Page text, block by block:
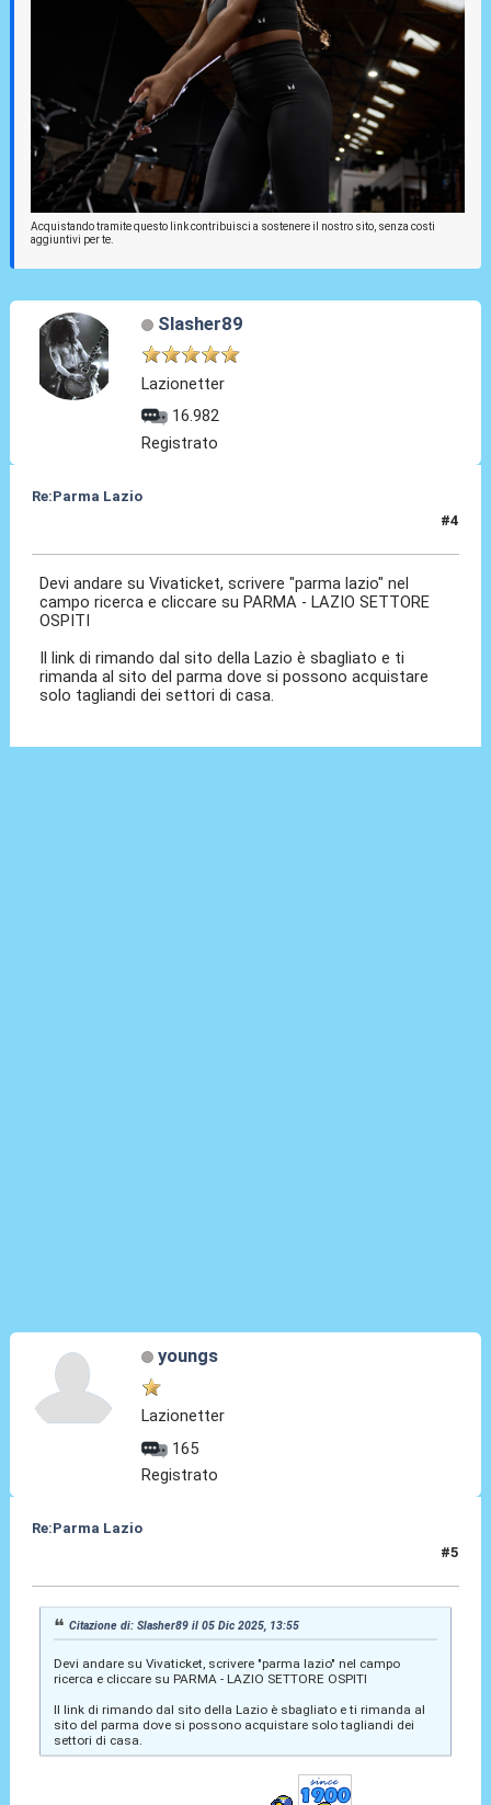
Acquistando tramite questo link contribuisci a sostenere il nostro sito, senza costi
aggiuntivi per te.
Slasher89
Lazionetter
16.982
Registrato
Re:Parma Lazio
#4
Devi andare su Vivaticket, scrivere "parma lazio" nel
campo ricerca e cliccare su PARMA - LAZIO SETTORE
OSPITI
Il link di rimando dal sito della Lazio è sbagliato e ti
rimanda al sito del parma dove si possono acquistare
solo tagliandi dei settori di casa.
youngs
Lazionetter
165
Registrato
Re:Parma Lazio
#5
Citazione di: Slasher89 il 05 Dic 2025, 13:55
Devi andare su Vivaticket, scrivere "parma lazio" nel campo
ricerca e cliccare su PARMA - LAZIO SETTORE OSPITI
Il link di rimando dal sito della Lazio è sbagliato e ti rimanda al
sito del parma dove si possono acquistare solo tagliandi dei
settori di casa.